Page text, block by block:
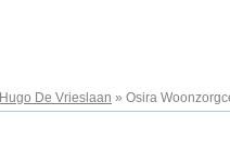
Hugo De Vrieslaan » Osira